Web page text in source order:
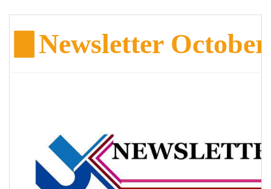
Newsletter